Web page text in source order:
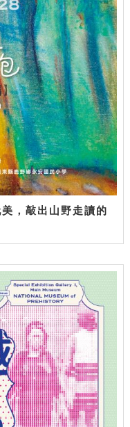
，敲出山野走讀的